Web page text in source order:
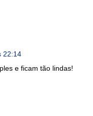
22:14
e ficam tão lindas!